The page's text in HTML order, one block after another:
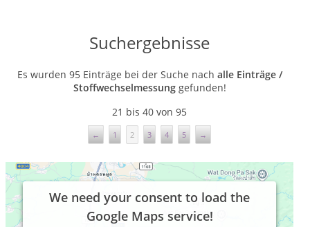
Suchergebnisse
Es wurden 95 Einträge bei der Suche nach alle Einträge /
Stoffwechselmessunggefunden!
21 bis 40 von 95
← 1 2 3 4 5 →
We need your consent to load the
Google Maps service!